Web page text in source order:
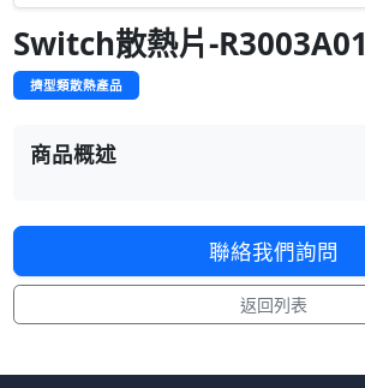
Switch散熱片-R3003A01
擠型類散熱產品
商品概述
聯絡我們詢問
返回列表